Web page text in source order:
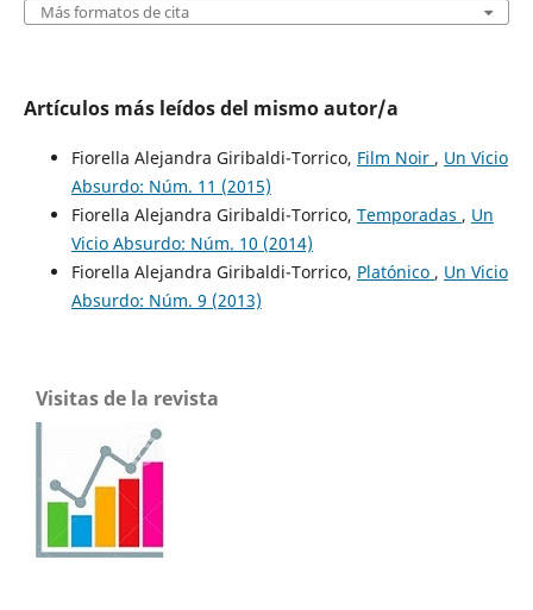
Más formatos de cita
Artículos más leídos del mismo autor/a
Fiorella Alejandra Giribaldi-Torrico, Film Noir , Un Vicio
Absurdo: Núm. 11 (2015)
Fiorella Alejandra Giribaldi-Torrico, Temporadas , Un
Vicio Absurdo: Núm. 10 (2014)
Fiorella Alejandra Giribaldi-Torrico, Platónico , Un Vicio
Absurdo: Núm. 9 (2013)
Visitas de la revista